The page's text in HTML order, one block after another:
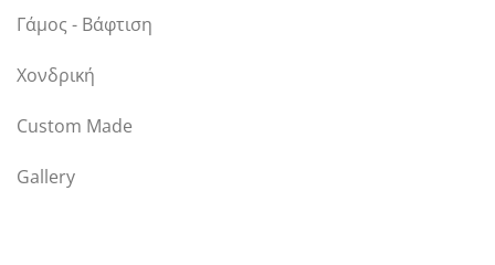
Γάμος - Βάφτιση
Χονδρική
Custom Made
Gallery